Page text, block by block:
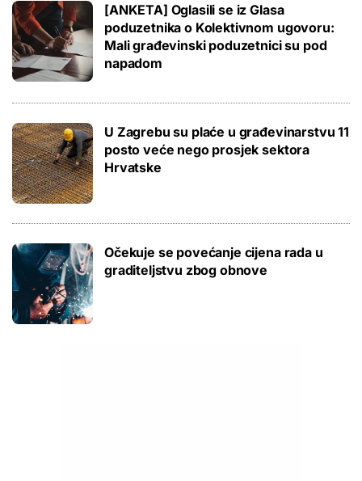
[ANKETA] Oglasili se iz Glasa
poduzetnika o Kolektivnom ugovoru:
Mali građevinski poduzetnici su pod
napadom
U Zagrebu su plaće u građevinarstvu 11
posto veće nego prosjek sektora
Hrvatske
Očekuje se povećanje cijena rada u
graditeljstvu zbog obnove